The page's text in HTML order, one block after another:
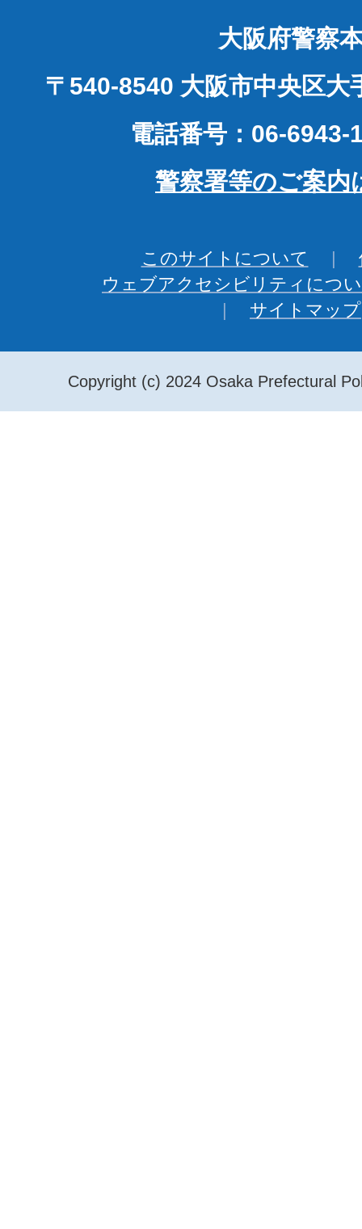
大阪府警察
〒540-8540 大阪市中央区大
電話番号：06-6943-
警察署等のご案内
このサイトについて
ウェブアクセシビリティにつ
サイトマップ
Copyright (c) 2024 Osaka Prefectural